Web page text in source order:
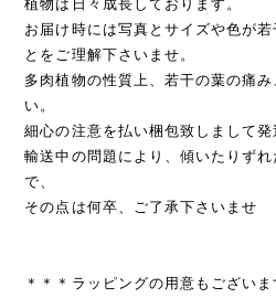
植物は日々成長しております。
お届け時には写真とサイズや色が
とをご理解下さいませ。
多肉植物の性質上、若干の葉の痛
い。
細心の注意を払い梱包致しまして
輸送中の問題により、傾いたりず
で、
その点は何卒、ご了承下さいませ
＊＊＊ラッピングの用意もございま